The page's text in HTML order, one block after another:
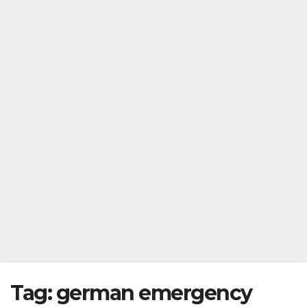
Tag:german emergency